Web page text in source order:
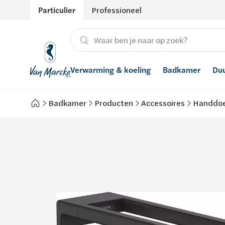
Particulier Professioneel
Verwarming & koeling
Verwarming
Badkamer
Producten
Stijlen
Hernieuwbare energie
Waterontharders
Badkamer Producten Accessoires